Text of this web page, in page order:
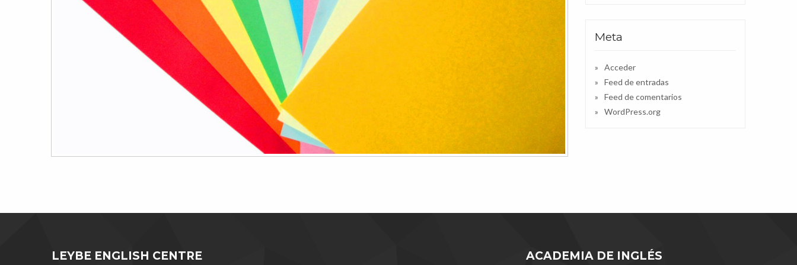
Meta
Acceder
Feed de entradas
Feed de comentarios
WordPress.org
LEYBE ENGLISH CENTRE ACADEMIA DE INGLÉS